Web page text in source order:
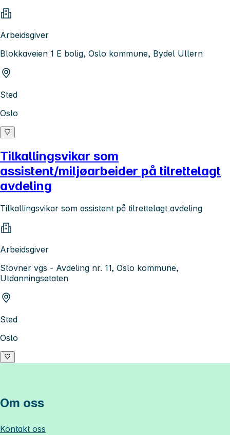
Arbeidsgiver
Blokkaveien 1 E bolig, Oslo kommune, Bydel Ullern
Sted
Oslo
Tilkallingsvikar som
assistent/miljøarbeider på tilrettelagt
avdeling
Tilkallingsvikar som assistent på tilrettelagt avdeling
Arbeidsgiver
Stovner vgs - Avdeling nr. 11, Oslo kommune,
Utdanningsetaten
Sted
Oslo
Om oss
Kontakt oss